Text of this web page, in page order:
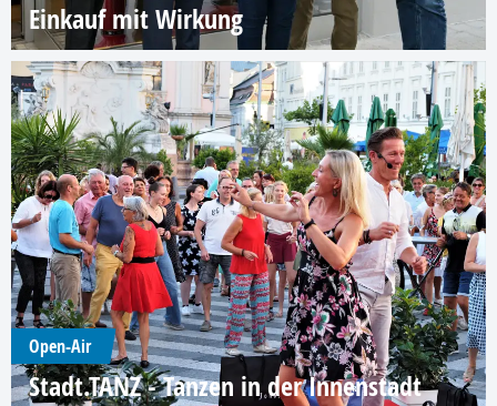
Einkauf mit Wirkung
Open-Air
Stadt.TANZ - Tanzen in der Innenstadt